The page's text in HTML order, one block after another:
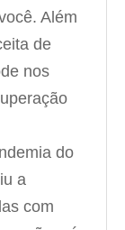
Além
de
nos
do
a
com